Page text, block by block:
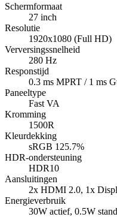
Schermformaat
27 inch
Resolutie
1920x1080 (Full HD)
Verversingssnelheid
280 Hz
Responstijd
0.3 ms MPRT / 1 ms
Paneeltype
Fast VA
Kromming
1500R
Kleurdekking
sRGB 125.7%
HDR-ondersteuning
HDR10
Aansluitingen
2x HDMI 2.0, 1x
Energieverbruik
30W actief, 0.5W